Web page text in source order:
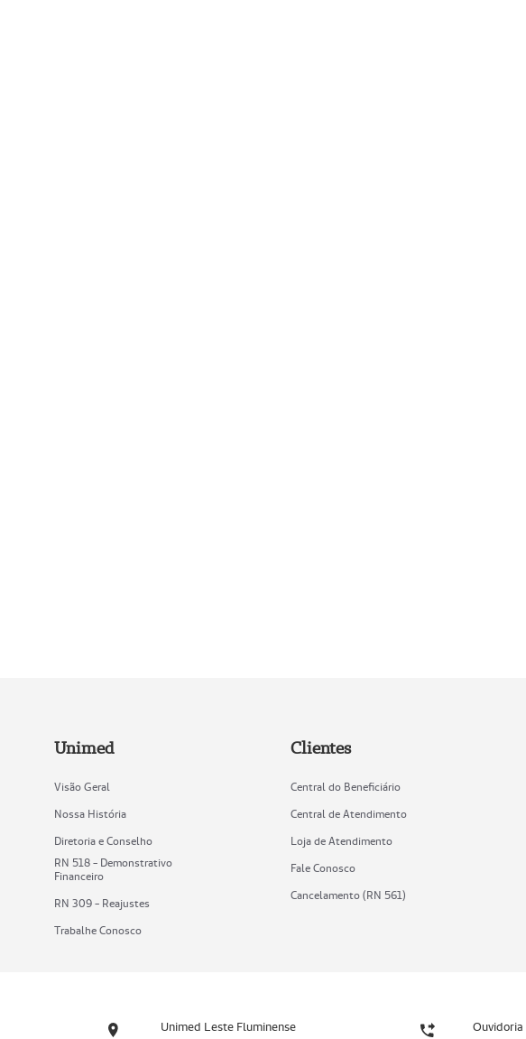
Unimed
Visão Geral
Nossa História
Diretoria e Conselho
RN 518 - Demonstrativo
Financeiro
RN 309 - Reajustes
Trabalhe Conosco
Clientes
Central do Beneficiário
Central de Atendimento
Loja de Atendimento
Fale Conosco
Cancelamento (RN 561)
Unimed Leste Fluminense Ouvidoria